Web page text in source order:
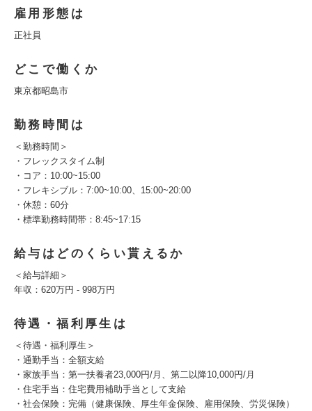
雇用形態は
正社員
どこで働くか
東京都昭島市
勤務時間は
＜勤務時間＞
・フレックスタイム制
・コア：10:00~15:00
・フレキシブル：7:00~10:00、15:00~20:00
・休憩：60分
・標準勤務時間帯：8:45~17:15
給与はどのくらい貰えるか
＜給与詳細＞
年収：620万円 - 998万円
待遇・福利厚生は
＜待遇・福利厚生＞
・通勤手当：全額支給
・家族手当：第一扶養者23,000円/月、第二以降10,000円/月
・住宅手当：住宅費用補助手当として支給
・社会保険：完備（健康保険、厚生年金保険、雇用保険、労災保険）